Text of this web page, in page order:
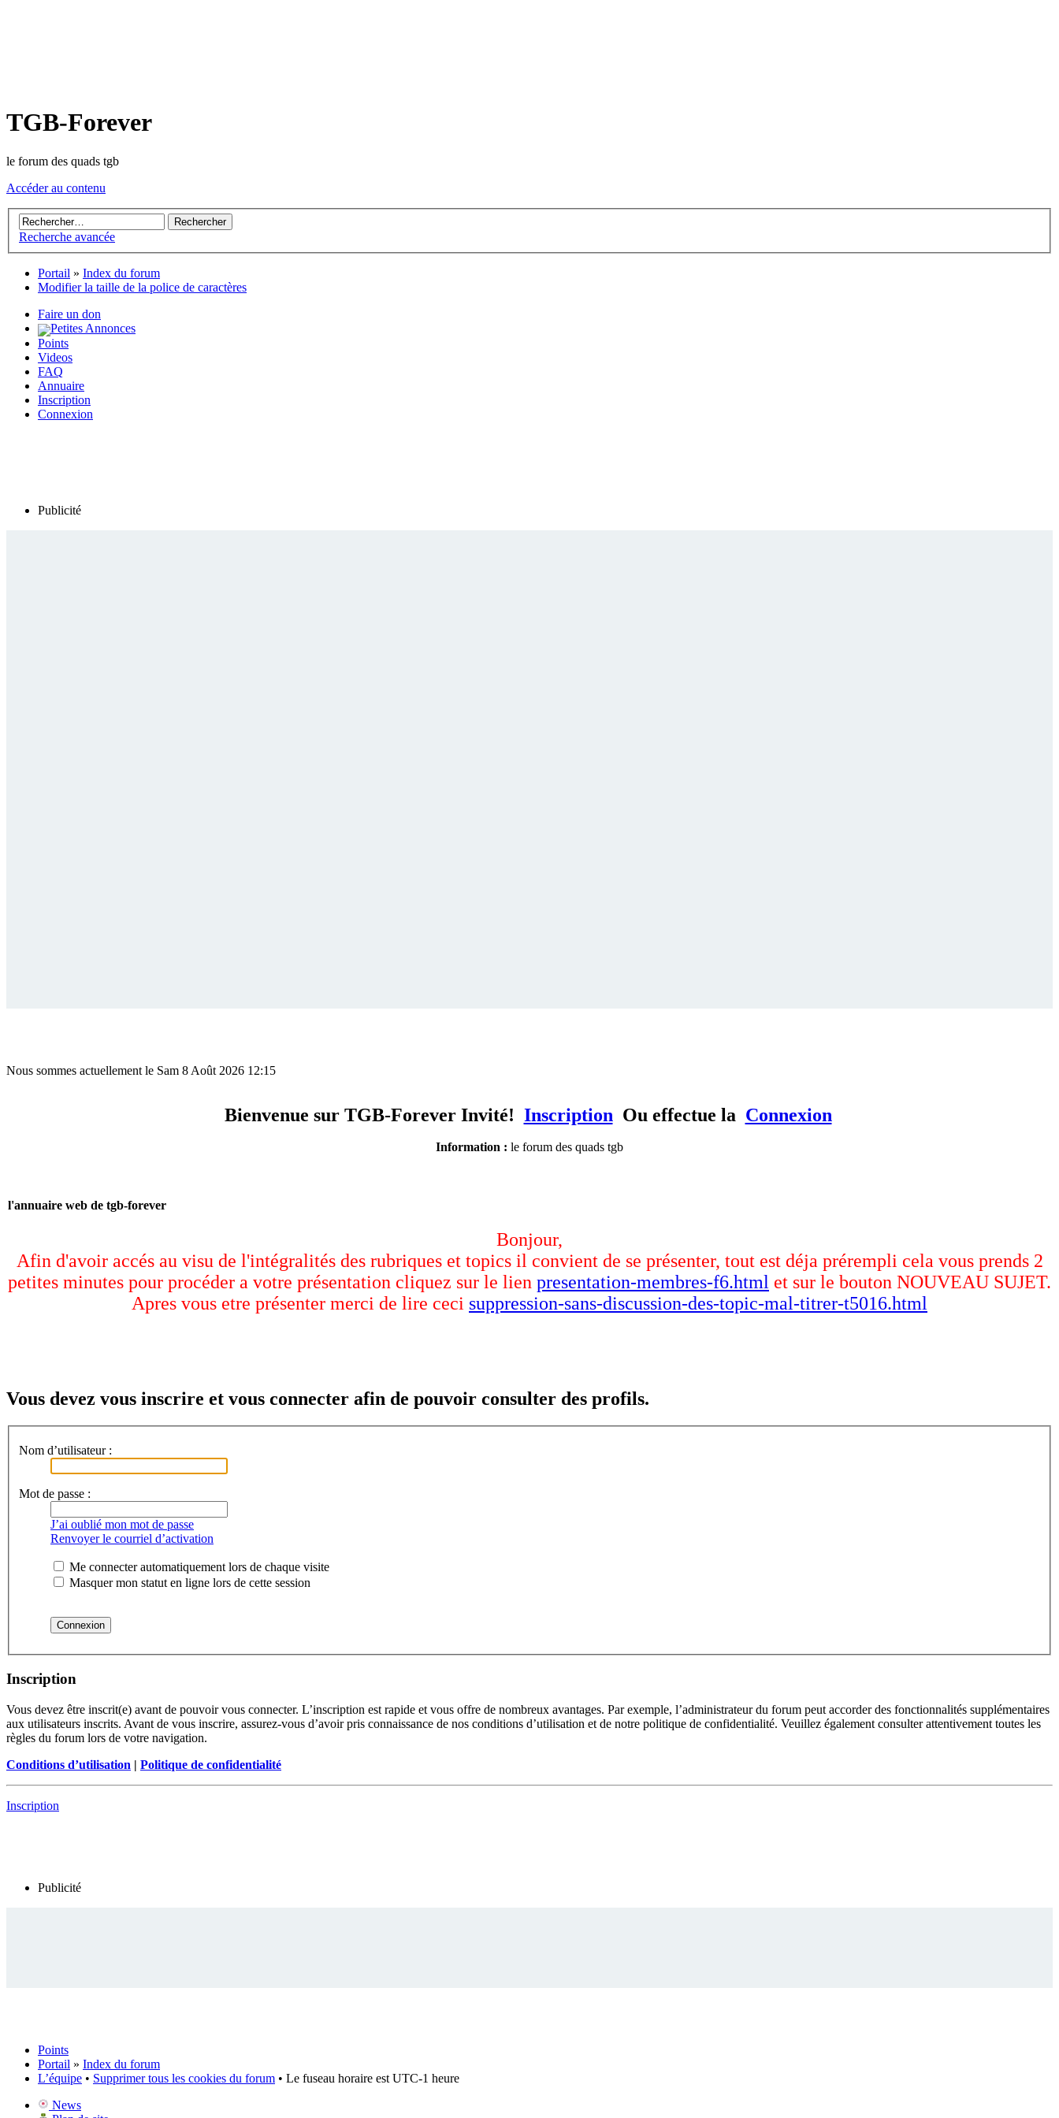
TGB-Forever
le forum des quads tgb
Accéder au contenu
Recherche avancée
Portail » Index du forum
Modifier la taille de la police de caractères
Faire un don
Petites Annonces
Points
Videos
FAQ
Annuaire
Inscription
Connexion
Publicité
Nous sommes actuellement le Sam 8 Août 2026 12:15
Bienvenue sur TGB-Forever Invité! Inscription Ou effectue la Connexion
Information : le forum des quads tgb
l'annuaire web de tgb-forever
Bonjour,
Afin d'avoir accés au visu de l'intégralités des rubriques et topics il convient de se présenter, tout est déja prérempli cela vous prends 2
petites minutes pour procéder a votre présentation cliquez sur le lien presentation-membres-f6.html et sur le bouton NOUVEAU SUJET.
Apres vous etre présenter merci de lire ceci suppression-sans-discussion-des-topic-mal-titrer-t5016.html
Vous devez vous inscrire et vous connecter afin de pouvoir consulter des profils.
Nom d’utilisateur :
Mot de passe :
J’ai oublié mon mot de passe
Renvoyer le courriel d’activation
Me connecter automatiquement lors de chaque visite
Masquer mon statut en ligne lors de cette session
Inscription
Vous devez être inscrit(e) avant de pouvoir vous connecter. L’inscription est rapide et vous offre de nombreux avantages. Par exemple, l’administrateur du forum peut accorder des fonctionnalités supplémentaires
aux utilisateurs inscrits. Avant de vous inscrire, assurez-vous d’avoir pris connaissance de nos conditions d’utilisation et de notre politique de confidentialité. Veuillez également consulter attentivement toutes les
règles du forum lors de votre navigation.
Conditions d’utilisation | Politique de confidentialité
Inscription
Publicité
Points
Portail » Index du forum
L’équipe • Supprimer tous les cookies du forum • Le fuseau horaire est UTC-1 heure
News